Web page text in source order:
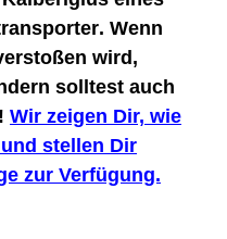
. Wenn
wird,
solltest auch
! Wir zeigen Dir, wie
stellen Dir
zur Verfügung.